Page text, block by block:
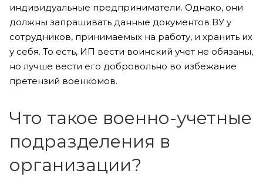
индивидуальные предприниматели. Однако, они
должны запрашивать данные документов ВУ у
сотрудников, принимаемых на работу, и хранить их
у себя. То есть, ИП вести воинский учет не обязаны,
но лучше вести его добровольно во избежание
претензий военкомов.
Что такое военно-учетные
подразделения в
организации?